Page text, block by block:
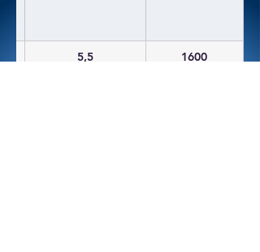
1600
5,5